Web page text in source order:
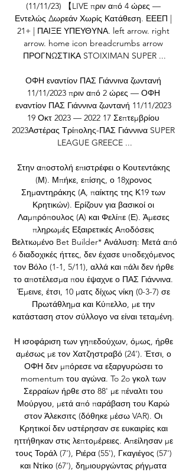
(11/11/23) 【LIVE πριν από 4 ώρες —
Εντελώς Δωρεάν Χωρίς Κατάθεση. ΕΕΕΠ |
21+ | ΠΑΙΞΕ ΥΠΕΥΘΥΝΑ. left arrow. right
arrow. home icon breadcrumbs arrow
ΠΡΟΓΝΩΣΤΙΚΑ STOIXIMAN SUPER ...
ΟΦΗ εναντίον ΠΑΣ Γιάννινα ζωντανή
11/11/2023 πριν από 2 ώρες — ΟΦΗ
εναντίον ΠΑΣ Γιάννινα ζωντανή 11/11/2023
19 Οκτ 2023 — 2022 17 Σεπτεμβρίου
2023Αστέρας Τρίπολης-ΠΑΣ Γιάννινα SUPER
LEAGUE GREECE ...
Στην αποστολή επιστρέφει ο Κουτεντάκης
(Μ). Μπήκε, επίσης, ο 18χρονος
Σημαντηράκης (Α, παίκτης της Κ19 των
Κρητικών). Ερίζουν για βασικοί οι
Λαμπρόπουλος (Α) και Φελίπε (Ε). Άμεσες
πληρωμές Εξαιρετικές Αποδόσεις
Βελτιωμένο Bet Builder* Ανάλυση: Μετά από
6 διαδοχικές ήττες, δεν έχασε υποδεχόμενος
τον Βόλο (1-1, 5/11), αλλά και πάλι δεν ήρθε
το αποτέλεσμα που έψαχνε ο ΠΑΣ Γιάννινα.
Έμεινε, έτσι, 10 ματς δίχως νίκη (0-3-7) σε
Πρωτάθλημα και Κύπελλο, με την
κατάσταση στον σύλλογο να είναι τεταμένη.
Η ισοφάριση των γηπεδούχων, όμως, ήρθε
αμέσως με τον Χατζηστραβό (24'). Έτσι, ο
ΟΦΗ δεν μπόρεσε να εξαργυρώσει το
momentum του αγώνα. To 2o γκολ των
Σερραίων ήρθε στο 88' με πέναλτι του
Μούργου, μετά από παράβαση του Καρώ
στον Άλεκσιτς (δόθηκε μέσω VAR). Οι
Κρητικοί δεν υστέρησαν σε ευκαιρίες και
ηττήθηκαν στις λεπτομέρειες. Απείλησαν με
τους Τοράλ (7'), Ριέρα (55'), Γκαγιέγος (57')
και Ντίκο (67'), δημιουργώντας ρήγματα